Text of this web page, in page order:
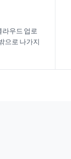
우드 업로
으로 나가지